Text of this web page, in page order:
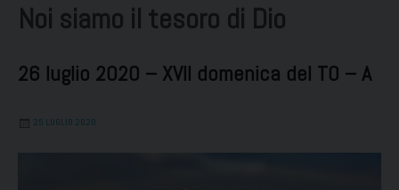
Noi siamo il tesoro di Dio
26 luglio 2020 – XVII domenica del TO – A
25 LUGLIO 2020